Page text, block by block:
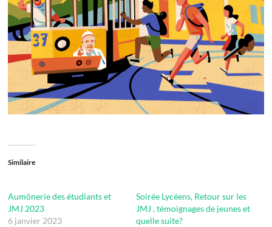
Similaire
Aumônerie des étudiants et
JMJ 2023
6 janvier 2023
Soirée Lycéens, Retour sur les
JMJ , témoignages de jeunes et
quelle suite?